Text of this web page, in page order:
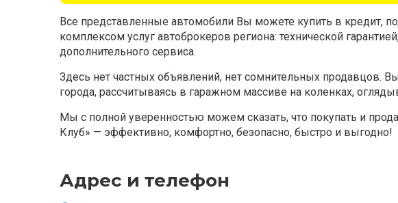
Все представленные автомобили Вы можете купить в кредит,
комплексом услуг автоброкеров региона: технической
дополнительного сервиса.
Здесь нет частных объявлений, нет сомнительных продавцов.
города, рассчитываясь в гаражном массиве на коленках,
Мы с полной уверенностью можем сказать, что покупать и
Клуб» — эффективно, комфортно, безопасно, быстро и выгодно!
Адрес и телефон